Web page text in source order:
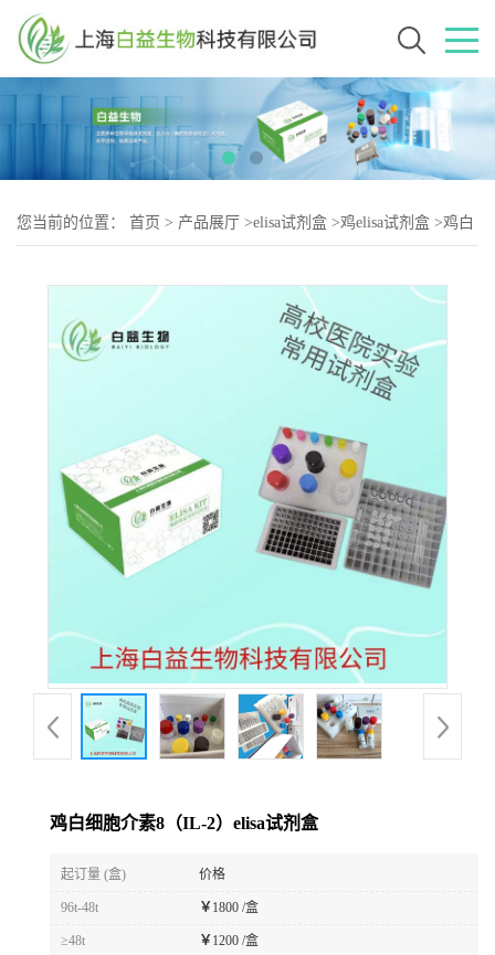
您当前的位置： 首页 > 产品展厅 >elisa试剂盒 >鸡elisa试剂盒 >鸡白
鸡白细胞介素8（IL-2）elisa试剂盒
起订量 (盒) 价格
96t-48t ￥ 1800 /盒
≥48t ￥ 1200 /盒